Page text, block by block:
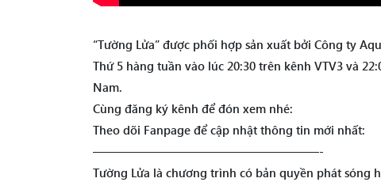
“Tường Lửa” được phối hợp sản xuất bởi Công ty
Thứ 5 hàng tuần vào lúc 20:30 trên kênh VTV3 và
Nam.
Cùng đăng ký kênh để đón xem nhé:
Theo dõi Fanpage để cập nhật thông tin mới nhất:
———————————————————-
Tường Lửa là chương trình có bản quyền phát